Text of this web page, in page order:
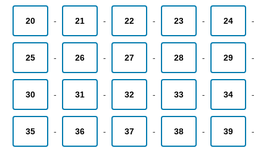
20 - 21 - 22 - 23 - 24 -
25 - 26 - 27 - 28 - 29 -
30 - 31 - 32 - 33 - 34 -
35 - 36 - 37 - 38 - 39 -